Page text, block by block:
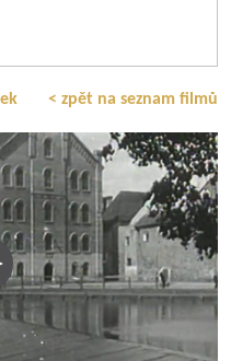
< zpět na seznam filmů